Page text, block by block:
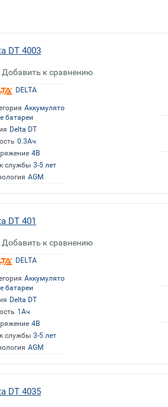
DT 4003
Добавить к сравнению
DELTA
Аккумулято
батареи
Delta DT
0.3Ач
4В
службы 3-5 лет
AGM
DT 401
Добавить к сравнению
DELTA
Аккумулято
батареи
Delta DT
1Ач
4В
службы 3-5 лет
AGM
DT 4035